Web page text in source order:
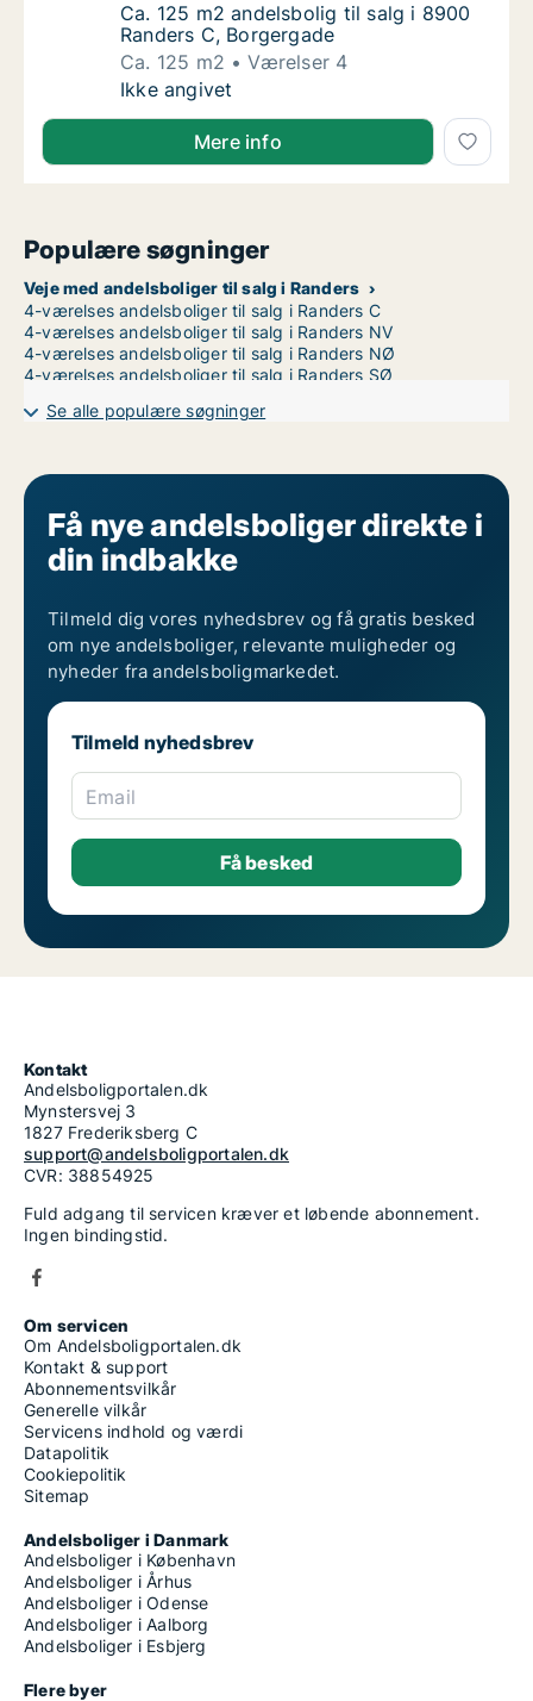
Ca. 125 m2 andelsbolig til salg i 8900
Ca. 125 m2 andelsbolig til salg i 8900
Randers C, Borgergade
Ca. 125 m2
Værelser 4
Ca. 125 m2 andelsbolig til salg i 8900
Ikke angivet
Mere info
Populære søgninger
Veje med andelsboliger til salg i Randers
4-værelses andelsboliger til salg i Randers C
4-værelses andelsboliger til salg i Randers NV
4-værelses andelsboliger til salg i Randers NØ
4-værelses andelsboliger til salg i Randers SØ
Se alle populære søgninger
Få nye andelsboliger direkte i
din indbakke
Tilmeld dig vores nyhedsbrev og få gratis besked
om nye andelsboliger, relevante muligheder og
nyheder fra andelsboligmarkedet.
Tilmeld nyhedsbrev
Email
Kontakt
Andelsboligportalen.dk
Mynstersvej 3
1827 Frederiksberg C
support@andelsboligportalen.dk
CVR: 38854925
Fuld adgang til servicen kræver et løbende abonnement.
Ingen bindingstid.
Om servicen
Om Andelsboligportalen.dk
Kontakt & support
Abonnementsvilkår
Generelle vilkår
Servicens indhold og værdi
Datapolitik
Cookiepolitik
Sitemap
Andelsboliger i Danmark
Andelsboliger i København
Andelsboliger i Århus
Andelsboliger i Odense
Andelsboliger i Aalborg
Andelsboliger i Esbjerg
Flere byer